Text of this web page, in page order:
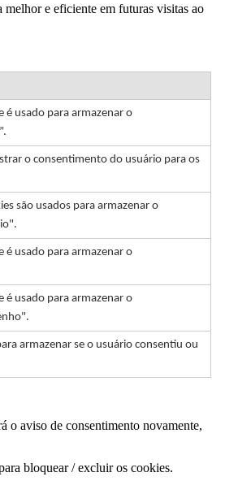
melhor e eficiente em futuras visitas ao
é usado para armazenar o
o consentimento do usuário para os
são usados para armazenar o
é usado para armazenar o
é usado para armazenar o
armazenar se o usuário consentiu ou
o aviso de consentimento novamente,
bloquear / excluir os cookies.